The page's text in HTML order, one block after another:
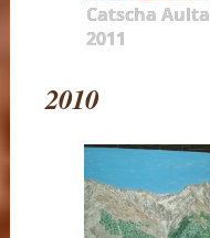
Catscha Aulta
2011
2010